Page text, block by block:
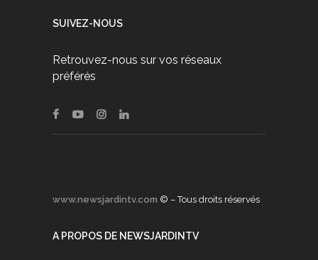
SUIVEZ-NOUS
Retrouvez-nous sur vos réseaux
préférés
www.newsjardintv.com © – Tous droits réservés
A PROPOS DE NEWSJARDINTV